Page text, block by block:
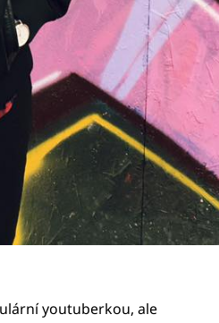
youtuberkou, ale